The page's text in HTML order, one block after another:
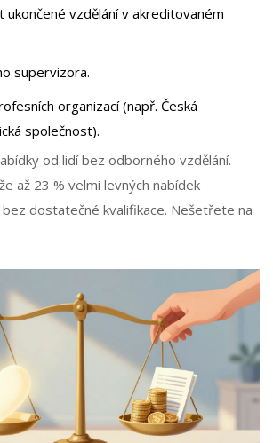
ukončené vzdělání v akreditovaném
supervizora.
organizací (např. Česká
společnost).
od lidí bez odborného vzdělání.
až 23 % velmi levných nabídek
dostatečné kvalifikace. Nešetřete na